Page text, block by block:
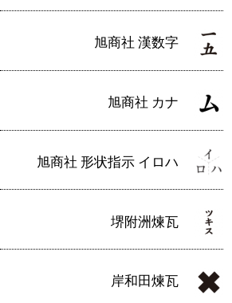
旭商社 漢数字
旭商社 カナ
旭商社 形状指示 イロハ
堺附洲煉瓦
岸和田煉瓦